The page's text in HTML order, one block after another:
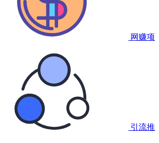
网赚项
引流推